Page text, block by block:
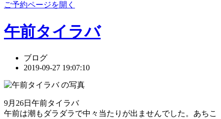
ご予約ページを開く
午前タイラバ
ブログ
2019-09-27 19:07:10
9月26日午前タイラバ
午前は潮もダラダラで中々当たりが出ませんでした。あちこ